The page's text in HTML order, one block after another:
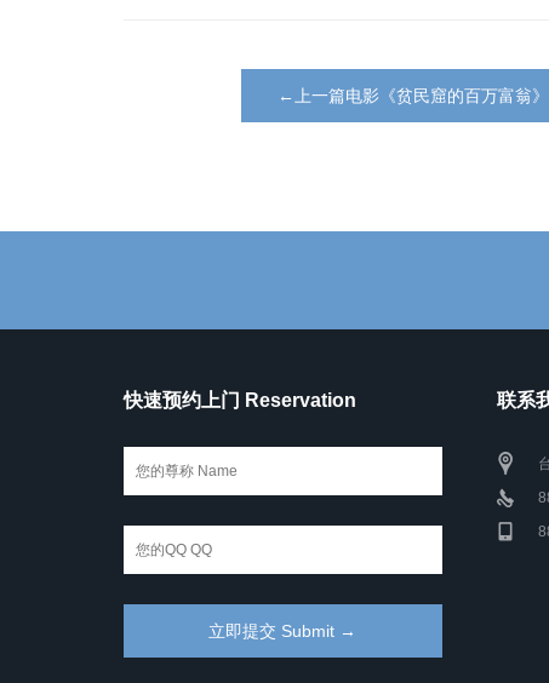
←上一篇电影《贫民窟的百万富翁
快速预约上门 Reservation 联系